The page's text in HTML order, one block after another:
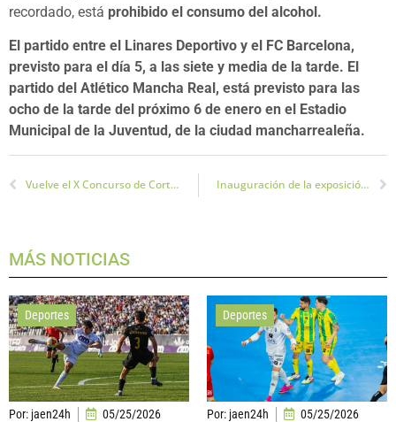
recordado, está prohibido el consumo del alcohol.
El partido entre el Linares Deportivo y el FC Barcelona,
previsto para el día 5, a las siete y media de la tarde. El
partido del Atlético Mancha Real, está previsto para las
ocho de la tarde del próximo 6 de enero en el Estadio
Municipal de la Juventud, de la ciudad mancharrealeña.
Vuelve el X Concurso de Cortos «Rodando por Jaén» Inauguración de la exposición la Ciudad Fortificada Ibérica: El Oppidum
MÁS NOTICIAS
Deportes
Por: jaen24h 05/25/2026
Deportes
Por: jaen24h 05/25/2026